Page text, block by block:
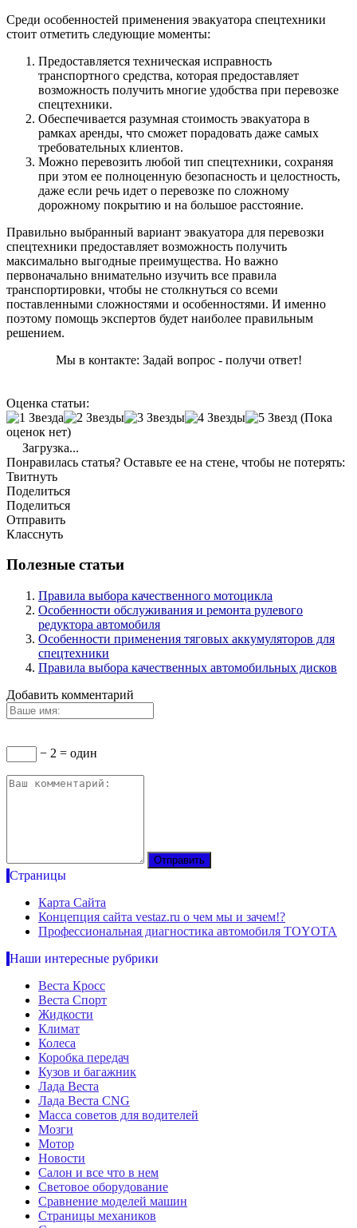
Среди особенностей применения эвакуатора спецтехники
стоит отметить следующие моменты:
Предоставляется техническая исправность
транспортного средства, которая предоставляет
возможность получить многие удобства при перевозке
спецтехники.
Обеспечивается разумная стоимость эвакуатора в
рамках аренды, что сможет порадовать даже самых
требовательных клиентов.
Можно перевозить любой тип спецтехники, сохраняя
при этом ее полноценную безопасность и целостность,
даже если речь идет о перевозке по сложному
дорожному покрытию и на большое расстояние.
Правильно выбранный вариант эвакуатора для перевозки
спецтехники предоставляет возможность получить
максимально выгодные преимущества. Но важно
первоначально внимательно изучить все правила
транспортировки, чтобы не столкнуться со всеми
поставленными сложностями и особенностями. И именно
поэтому помощь экспертов будет наиболее правильным
решением.
Мы в контакте: Задай вопрос - получи ответ!
Оценка статьи:
(Пока
оценок нет)
Загрузка...
Понравилась статья? Оставьте ее на стене, чтобы не потерять:
Твитнуть
Поделиться
Поделиться
Отправить
Класснуть
Полезные статьи
Правила выбора качественного мотоцикла
Особенности обслуживания и ремонта рулевого
редуктора автомобиля
Особенности применения тяговых аккумуляторов для
спецтехники
Правила выбора качественных автомобильных дисков
Добавить комментарий
− 2 = один
Страницы
Карта Сайта
Концепция сайта vestaz.ru о чем мы и зачем!?
Профессиональная диагностика автомобиля TOYOTA
Наши интересные рубрики
Веста Кросс
Веста Спорт
Жидкости
Климат
Колеса
Коробка передач
Кузов и багажник
Лада Веста
Лада Веста CNG
Масса советов для водителей
Мозги
Мотор
Новости
Салон и все что в нем
Световое оборудование
Сравнение моделей машин
Страницы механиков